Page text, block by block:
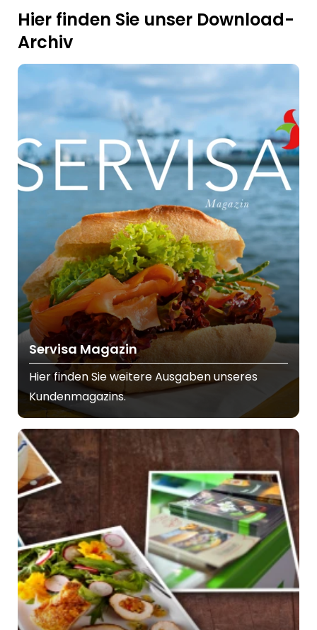
Hier finden Sie unser Download-
Archiv
Servisa Magazin
Hier finden Sie weitere Ausgaben unseres
Kundenmagazins.